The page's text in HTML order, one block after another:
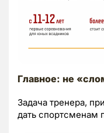
Главное: не
Задача тренера,
дать спортсменам